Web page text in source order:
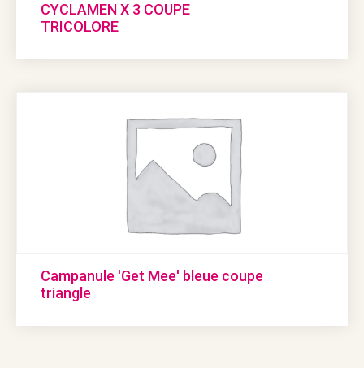
CYCLAMEN X 3 COUPE
TRICOLORE
Campanule 'Get Mee' bleue coupe
triangle